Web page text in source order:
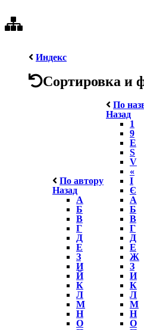
Индекс
Сортировка и
По автору
Назад
А
Б
В
Г
Д
Е
З
И
Й
К
Л
М
Н
О
По
Назад
1
9
E
S
V
«
І
Є
А
Б
В
Г
Д
Е
Ж
З
И
К
Л
М
Н
О